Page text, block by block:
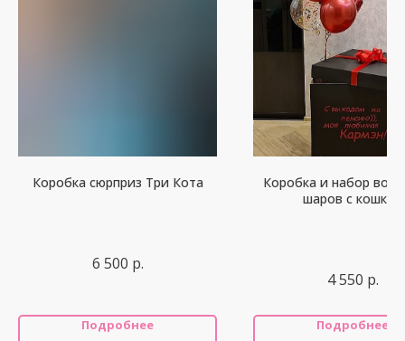
Коробка сюрприз Три Кота
6 500 р.
Подробнее
Коробка и набор
шаров с кошкой
4 550 р.
Подробнее